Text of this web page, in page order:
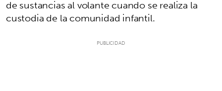
de sustancias al volante cuando se realiza la
custodia de la comunidad infantil.